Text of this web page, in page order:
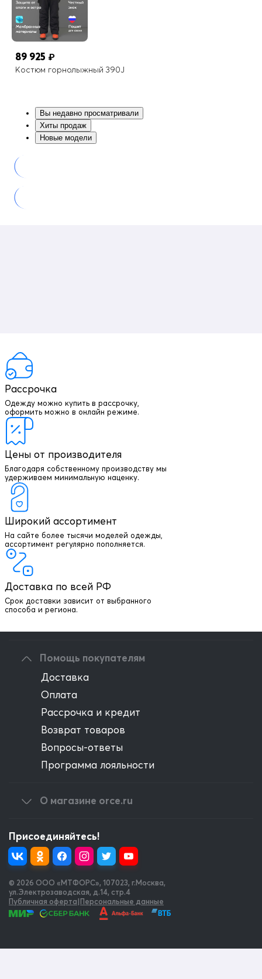
89 925 ₽
Костюм горнолыжный 390J
Вы недавно просматривали
Хиты продаж
Новые модели
Рассрочка
Одежду можно купить в рассрочку,
оформить можно в онлайн режиме.
Цены от производителя
Благодаря собственному производству мы
удерживаем минимальную наценку.
Широкий ассортимент
На сайте более тысячи моделей одежды,
ассортимент регулярно пополняется.
Доставка по всей РФ
Срок доставки зависит от выбранного
способа и региона.
+7 903 003 03 79
Написать директору
Помощь покупателям
Доставка
Оплата
Рассрочка и кредит
Возврат товаров
Вопросы-ответы
Программа лояльности
О магазине orce.ru
Присоединяйтесь!
© 2026 OOO «МТФОРС», 107023, г.Москва,
ул.Электрозаводская, д.14, стр.4
Публичная оферта|Персональные данные